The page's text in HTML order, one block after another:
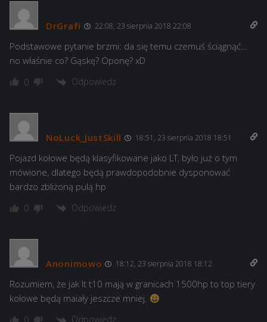
DrGrafi 22:08, 23 sierpnia 2018 22:08
Podstawowe pytanie brzmi: da się temu czemuś ściągnąć…
no właśnie co? Gąskę? Oponę? xD
0 Odpowiedz
NoLuck_JustSkill 18:51, 23 sierpnia 2018 18:51
Pojazd kołowe będą klasyfikowane jako LT, było już o tym
mówione, dlatego będą prawdopodobnie dysponować
bardzo zbliżoną pulą hp
0 Odpowiedz
Anonimowo 18:12, 23 sierpnia 2018 18:12
Rozumiem, że jak lt t10 mają w granicach 1500hp to top tiery
kołowe będą maiały jeszcze mniej.
Odpowiedz